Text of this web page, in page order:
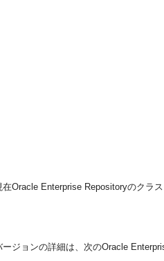
Oracle Enterprise Repositoryのクラ
ジョンの詳細は、次のOracle